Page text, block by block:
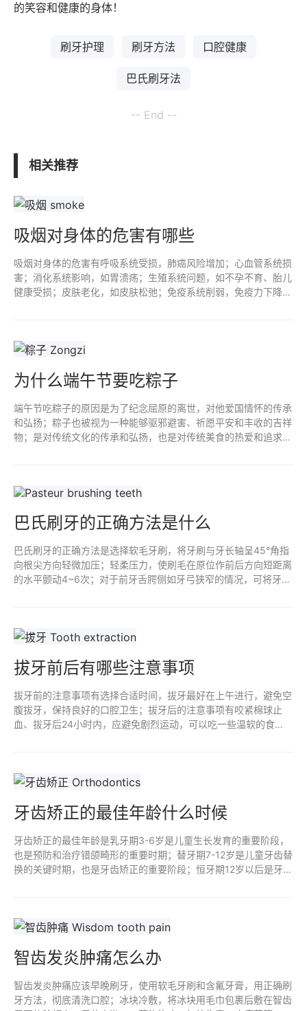
的笑容和健康的身体！
刷牙护理 刷牙方法 口腔健康
巴氏刷牙法
-- End --
相关推荐
吸烟对身体的危害有哪些
吸烟对身体的危害有呼吸系统受损，肺癌风险增加；心血管系统损
害；消化系统影响，如胃溃疡；生殖系统问题，如不孕不育、胎儿
健康受损；皮肤老化，如皮肤松弛；免疫系统削弱，免疫力下降；
为什么端午节要吃粽子
端午节吃粽子的原因是为了纪念屈原的离世，对他爱国情怀的传承
和弘扬；粽子也被视为一种能够驱邪避害、祈愿平安和丰收的吉祥
物；是对传统文化的传承和弘扬，也是对传统美食的热爱和追求；
巴氏刷牙的正确方法是什么
巴氏刷牙的正确方法是选择软毛牙刷，将牙刷与牙长轴呈45°角指
向根尖方向轻微加压；轻柔压力，使刷毛在原位作前后方向短距离
的水平颤动4~6次；对于前牙舌腭侧如牙弓狭窄的情况，可将牙刷
拔牙前后有哪些注意事项
拔牙前的注意事项有选择合适时间，拔牙最好在上午进行，避免空
腹拔牙，保持良好的口腔卫生；拔牙后的注意事项有咬紧棉球止
血、拔牙后24小时内，应避免剧烈运动，可以吃一些温软的食
牙齿矫正的最佳年龄什么时候
牙齿矫正的最佳年龄是乳牙期3-6岁是儿童生长发育的重要阶段，
也是预防和治疗错颌畸形的重要时期；替牙期7-12岁是儿童牙齿替
换的关键时期，也是牙齿矫正的重要阶段；恒牙期12岁以后是牙齿
智齿发炎肿痛怎么办
智齿发炎肿痛应该早晚刷牙，使用软毛牙刷和含氟牙膏，用正确刷
牙方法，彻底清洗口腔；冰块冷敷，将冰块用毛巾包裹后敷在智齿